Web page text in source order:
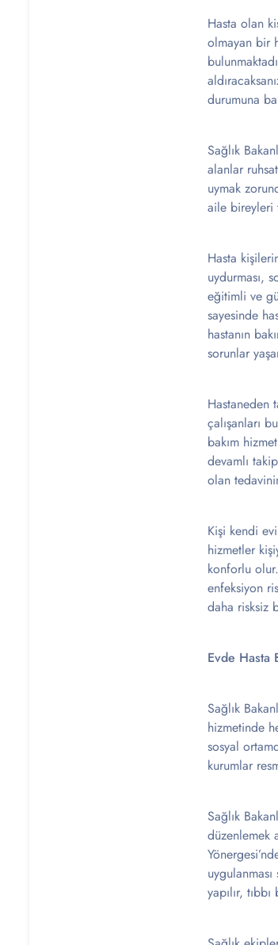
Hasta olan
olmayan bir
durumuna
Sağlık
alanlar
uymak
aile bireyleri
Hasta
uydurması,
eğitimli ve
sayesinde
hastanın
sorunlar
Hastaneden
çalışanları
bakım
devamlı
olan
Kişi kendi
hizmetler
konforlu
enfeksiyon
daha risksiz
Evde Hasta
Sağlık
hizmetinde
sosyal
kurumlar
Sağlık
düzenlemek
yapılır,